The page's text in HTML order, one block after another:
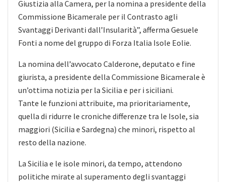
Giustizia alla Camera, per la nomina a presidente della
Commissione Bicamerale per il Contrasto agli
Svantaggi Derivanti dall’Insularità”, afferma Gesuele
Fonti a nome del gruppo di Forza Italia Isole Eolie.
La nomina dell’avvocato Calderone, deputato e fine
giurista, a presidente della Commissione Bicamerale è
un’ottima notizia per la Sicilia e per i siciliani.
Tante le funzioni attribuite, ma prioritariamente,
quella di ridurre le croniche differenze tra le Isole, sia
maggiori (Sicilia e Sardegna) che minori, rispetto al
resto della nazione.
La Sicilia e le isole minori, da tempo, attendono
politiche mirate al superamento degli svantaggi